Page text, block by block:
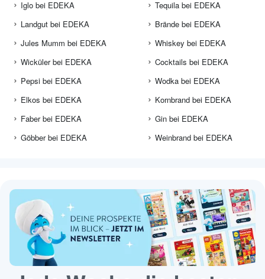
Iglo bei EDEKA
Landgut bei EDEKA
Jules Mumm bei EDEKA
Wicküler bei EDEKA
Pepsi bei EDEKA
Elkos bei EDEKA
Faber bei EDEKA
Göbber bei EDEKA
Tequila bei EDEKA
Brände bei EDEKA
Whiskey bei EDEKA
Cocktails bei EDEKA
Wodka bei EDEKA
Kornbrand bei EDEKA
Gin bei EDEKA
Weinbrand bei EDEKA